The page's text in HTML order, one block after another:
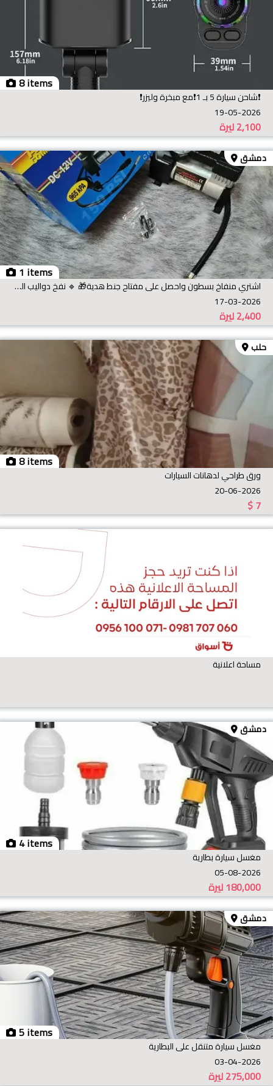
8 items
❗️شاحن سيارة 5 بـ 1❗️مع مبخرة وليزر❗️
19-05-2026
ليرة2,100
1 items
دمشق
اشتري منفاخ بسطون واحصل على مفتاح جنط هدية🎁 🔹 نفخ دواليب السيارات بسرعة وسهولة 🔹يعمل على قداحة ال
17-03-2026
ليرة2,400
8 items
حلب
ورق طراحي لدهانات السيارات
20-06-2026
$7
مساحة اعلانية
4 items
دمشق
مغسل سيارة بطارية
05-08-2026
ليرة180,000
5 items
دمشق
مغسل سيارة متنقل على البطارية
03-04-2026
ليرة275,000